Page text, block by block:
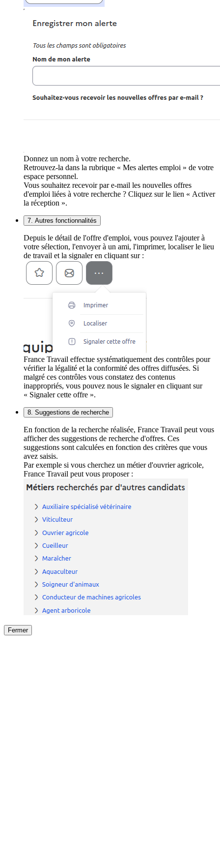
Donnez un nom à votre recherche.
Retrouvez-la dans la rubrique « Mes alertes emploi » de votre
espace personnel.
Vous souhaitez recevoir par e-mail les nouvelles offres
d'emploi liées à votre recherche ? Cliquez sur le lien « Activer
la réception ».
7. Autres fonctionnalités
Depuis le détail de l'offre d'emploi, vous pouvez l'ajouter à
votre sélection, l'envoyer à un ami, l'imprimer, localiser le lieu
de travail et la signaler en cliquant sur :
France Travail effectue systématiquement des contrôles pour
vérifier la légalité et la conformité des offres diffusées. Si
malgré ces contrôles vous constatez des contenus
inappropriés, vous pouvez nous le signaler en cliquant sur
« Signaler cette offre ».
8. Suggestions de recherche
En fonction de la recherche réalisée, France Travail peut vous
afficher des suggestions de recherche d'offres. Ces
suggestions sont calculées en fonction des critères que vous
avez saisis.
Par exemple si vous cherchez un métier d'ouvrier agricole,
France Travail peut vous proposer :
Fermer